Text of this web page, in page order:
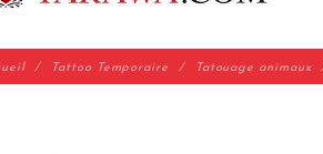
Tattoo Temporaire Tatouage animaux